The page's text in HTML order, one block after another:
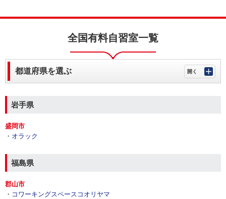
全国有料自習室一覧
都道府県を選ぶ
岩手県
盛岡市
・ オラック
福島県
郡山市
・ コワーキングスペースコオリヤマ